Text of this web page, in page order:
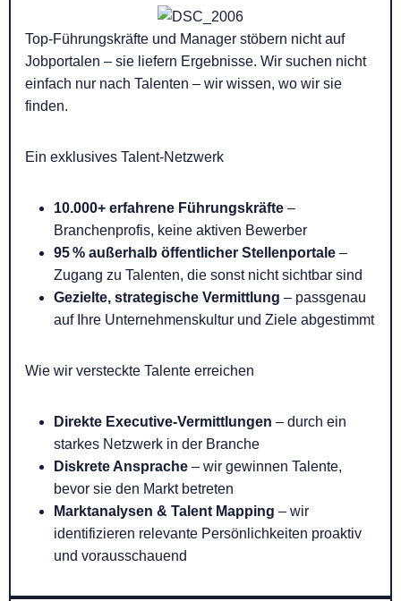
Top-Führungskräfte und Manager stöbern nicht auf
Jobportalen – sie liefern Ergebnisse. Wir suchen nicht
einfach nur nach Talenten – wir wissen, wo wir sie
finden.
Ein exklusives Talent-Netzwerk
10.000+ erfahrene Führungskräfte –
Branchenprofis, keine aktiven Bewerber
95 % außerhalb öffentlicher Stellenportale –
Zugang zu Talenten, die sonst nicht sichtbar sind
Gezielte, strategische Vermittlung – passgenau
auf Ihre Unternehmenskultur und Ziele abgestimmt
Wie wir versteckte Talente erreichen
Direkte Executive-Vermittlungen – durch ein
starkes Netzwerk in der Branche
Diskrete Ansprache – wir gewinnen Talente,
bevor sie den Markt betreten
Marktanalysen & Talent Mapping – wir
identifizieren relevante Persönlichkeiten proaktiv
und vorausschauend